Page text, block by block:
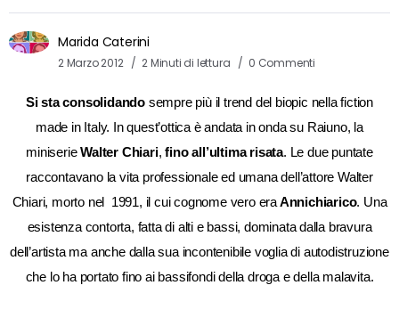
Marida Caterini
2 Marzo 2012 2 Minuti di lettura 0 Commenti
Si sta consolidando sempre più il trend del biopic nella fiction
made in Italy. In quest’ottica è andata in onda su Raiuno, la
miniserieWalter Chiari, fino all’ultima risata. Le due puntate
raccontavano la vita professionale ed umana dell’attore Walter
Chiari, morto nel 1991, il cui cognome vero eraAnnichiarico. Una
esistenza contorta, fatta di alti e bassi, dominata dalla bravura
dell’artista ma anche dalla sua incontenibile voglia di autodistruzione
che lo ha portato fino ai bassifondi della droga e della malavita.